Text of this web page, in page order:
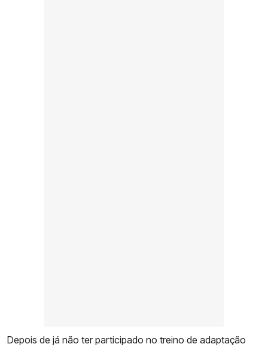
Depois de já não ter participado no treino de adaptação